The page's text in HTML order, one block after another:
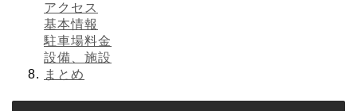
アクセス
基本情報
駐車場料金
設備、施設
まとめ